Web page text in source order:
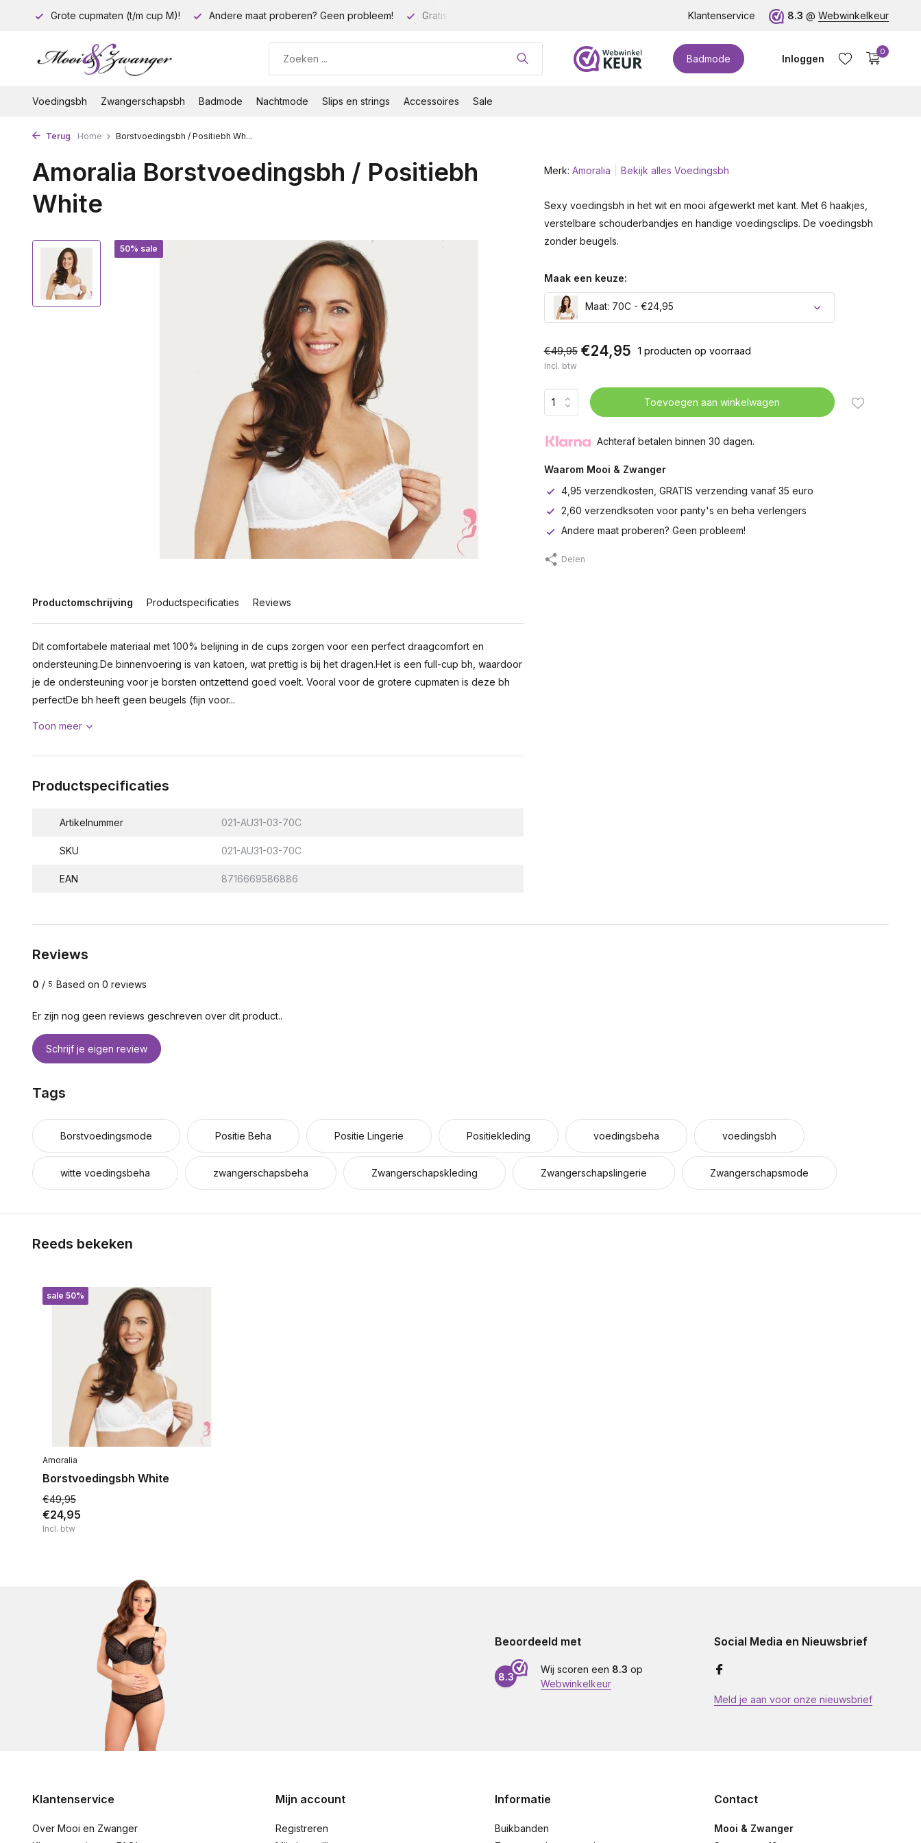
Grote cupmaten (t/m cup M)! Andere maat proberen? Geen probleem! Gratis verzending vanaf 35 euro! Grote cupmaten (t/m cup M)!
Klantenservice 8.3 @ Webwinkelkeur
Badmode Inloggen
0
Voedingsbh Zwangerschapsbh Badmode Nachtmode Slips en strings Accessoires Sale
Terug Home Borstvoedingsbh / Positiebh Wh...
Amoralia Borstvoedingsbh / Positiebh
White
50% sale
Productomschrijving Productspecificaties Reviews
Dit comfortabele materiaal met 100% belijning in de cups zorgen voor een perfect draagcomfort en
ondersteuning.De binnenvoering is van katoen, wat prettig is bij het dragen.Het is een full-cup bh, waardoor
je de ondersteuning voor je borsten ontzettend goed voelt. Vooral voor de grotere cupmaten is deze bh
perfectDe bh heeft geen beugels (fijn voor...
Toon meer
Productspecificaties
Artikelnummer 021-AU31-03-70C
SKU 021-AU31-03-70C
EAN 8716669586886
Merk: Amoralia Bekijk alles Voedingsbh
Sexy voedingsbh in het wit en mooi afgewerkt met kant. Met 6 haakjes,
verstelbare schouderbandjes en handige voedingsclips. De voedingsbh
zonder beugels.
Maak een keuze:
Maat: 70C - €24,95
€49,95 €24,95 1 producten op voorraad
Incl. btw
Toevoegen aan winkelwagen
Achteraf betalen binnen 30 dagen.
Waarom Mooi & Zwanger
4,95 verzendkosten, GRATIS verzending vanaf 35 euro
2,60 verzendksoten voor panty's en beha verlengers
Andere maat proberen? Geen probleem!
Delen
Reviews
0 / 5 Based on 0 reviews
Er zijn nog geen reviews geschreven over dit product..
Schrijf je eigen review
Tags
Borstvoedingsmode Positie Beha Positie Lingerie Positiekleding voedingsbeha voedingsbh
witte voedingsbeha zwangerschapsbeha Zwangerschapskleding Zwangerschapslingerie Zwangerschapsmode
Reeds bekeken
sale 50%
Amoralia
Borstvoedingsbh White
€49,95
€24,95
Incl. btw
Beoordeeld met
8.3
Wij scoren een 8.3 op
Webwinkelkeur
Social Media en Nieuwsbrief
Meld je aan voor onze nieuwsbrief
Klantenservice
Over Mooi en Zwanger
Mijn account
Registreren
Informatie
Buikbanden
Contact
Mooi & Zwanger